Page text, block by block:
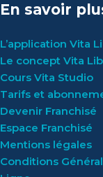
En savoir
L’application Vita
Le concept Vita
Cours Vita Studio
Tarifs et
Devenir Franchisé
Espace Franchisé
Mentions légales
Conditions